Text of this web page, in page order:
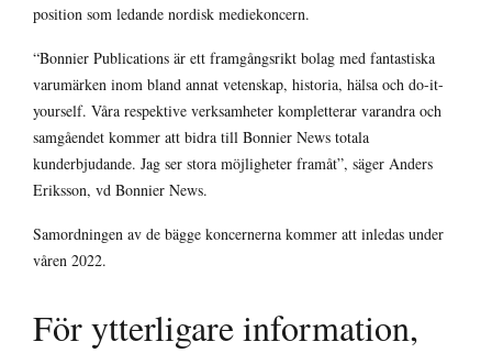
position som ledande nordisk mediekoncern.
“Bonnier Publications är ett framgångsrikt bolag med fantastiska
varumärken inom bland annat vetenskap, historia, hälsa och do-it-
yourself. Våra respektive verksamheter kompletterar varandra och
samgåendet kommer att bidra till Bonnier News totala
kunderbjudande. Jag ser stora möjligheter framåt”, säger Anders
Eriksson, vd Bonnier News.
Samordningen av de bägge koncernerna kommer att inledas under
våren 2022.
För ytterligare information,